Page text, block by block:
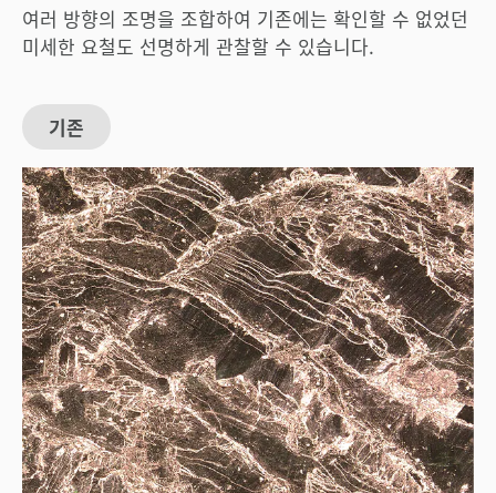
여러 방향의 조명을 조합하여 기존에는 확인할 수 없었던
미세한 요철도 선명하게 관찰할 수 있습니다.
기존